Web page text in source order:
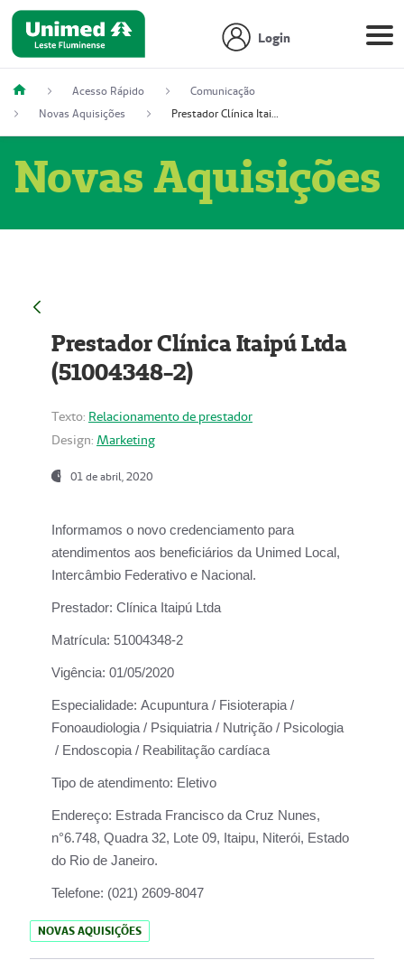
Login
Acesso Rápido
Comunicação
Novas Aquisições
Prestador Clínica Itaipú Ltda (51004348-2)
Novas Aquisições
Prestador Clínica Itaipú Ltda
(51004348-2)
Texto: Relacionamento de prestador
Design: Marketing
01 de abril, 2020
Informamos o novo credenciamento para
atendimentos aos beneficiários da Unimed Local,
Intercâmbio Federativo e Nacional.
Prestador: Clínica Itaipú Ltda
Matrícula: 51004348-2
Vigência: 01/05/2020
Especialidade: Acupuntura / Fisioterapia /
Fonoaudiologia / Psiquiatria / Nutrição / Psicologia
/ Endoscopia / Reabilitação cardíaca
Tipo de atendimento: Eletivo
Endereço: Estrada Francisco da Cruz Nunes,
n°6.748, Quadra 32, Lote 09, Itaipu, Niterói, Estado
do Rio de Janeiro.
Telefone: (021) 2609-8047
NOVAS AQUISIÇÕES